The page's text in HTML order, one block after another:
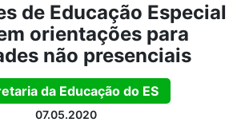
de Educação Especial
orientações para
não presenciais
da Educação do ES
07.05.2020